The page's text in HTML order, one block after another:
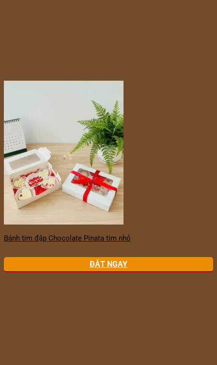
Bánh tim đập Chocolate Pinata tim nhỏ
ĐẶT NGAY